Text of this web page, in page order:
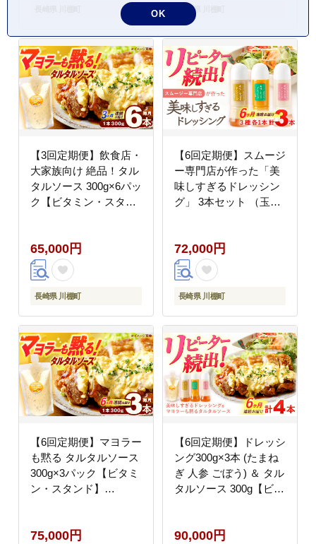
レッシング 添加物不使
用 和風ドレッシング タ
マネギドレッシング ニ
ンジン
長崎県 川棚町
【3回定期便】飲食店・
大家族向け 絶品！タル
タルソース 300g×6パッ
ク【ビタミン・スタン
り焼き チキン南蛮 調味
料理 サンドイッチ タル
タルソース
65,000円
長崎県 川棚町
【6回定期便】スムージ
ー専門店が作った「美
味しすぎるドレッシン
グ」 3本セット （玉ね
スタンド】 [OAK015] /
野菜ドレッシング サラ
ダ 調味料 ベジタブルド
レッシング 添加物不使
マネギドレッシング ニ
ンジン
72,000円
長崎県 川棚町
【6回定期便】マヨラー
も黙る タルタルソース
300g×3パック【ビタミ
ン・スタンド】
き チキン南蛮 調味 料
75,000円
【6回定期便】ドレッシ
ング300g×3本 (たまね
ぎ 人参 ごぼう) ＆ タル
タルソース 300g【ビタ
シング サラダ 調味料
90,000円
OK